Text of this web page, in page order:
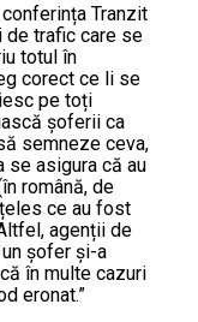
Tranzit
de trafic care se
totul în
corect ce li se
pe toți
șoferii ca
semneze ceva,
se asigura că au
română, de
ce au fost
agenții de
șofer și-a
în multe cazuri
eronat.”